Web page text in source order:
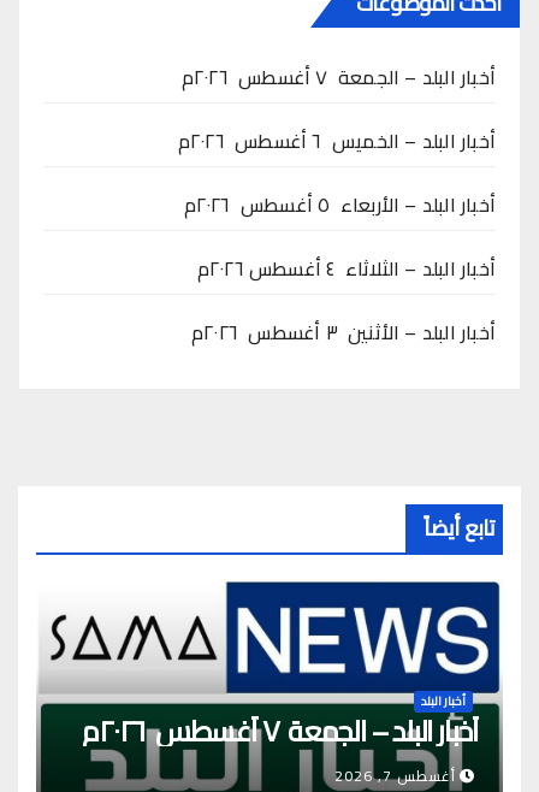
أخبار البلد – الجمعة ٧ أغسطس ٢٠٢٦م
أخبار البلد – الخميس ٦ أغسطس ٢٠٢٦م
أخبار البلد – الأربعاء ٥ أغسطس ٢٠٢٦م
أخبار البلد – الثلاثاء ٤ أغسطس ٢٠٢٦م
أخبار البلد – الأثنين ٣ أغسطس ٢٠٢٦م
تابع أيضاً
أخبار البلد
أخبار البلد – الجمعة ٧ أغسطس ٢٠٢٦م
أغسطس 7, 2026